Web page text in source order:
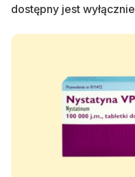
dostępny jest wyłącznie